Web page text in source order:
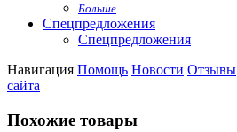
Больше
Спецпредложения
Спецпредложения
Навигация Помощь Новости Отзывы
сайта
Похожие товары